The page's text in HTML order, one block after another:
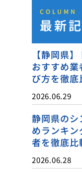
COLUMN
最新
【静岡県
おすすめ
び方を徹底
2026.06.29
静岡県のシ
めランキ
者を徹底比
2026.06.28